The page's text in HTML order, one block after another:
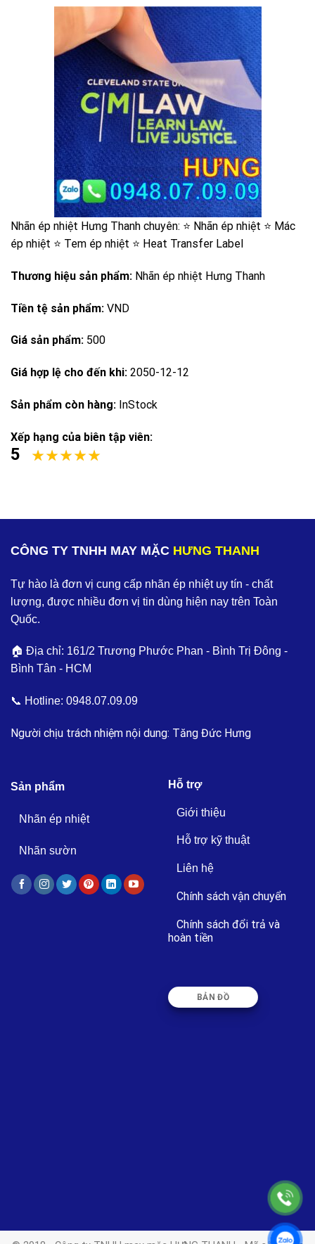
Nhãn ép nhiệt Hưng Thanh chuyên: ⭐️ Nhãn ép nhiệt ⭐️ Mác
ép nhiệt ⭐️ Tem ép nhiệt ⭐️ Heat Transfer Label
Thương hiệu sản phẩm: Nhãn ép nhiệt Hưng Thanh
Tiền tệ sản phẩm: VND
Giá sản phẩm: 500
Giá hợp lệ cho đến khi: 2050-12-12
Sản phẩm còn hàng: InStock
Xếp hạng của biên tập viên:
5
CÔNG TY TNHH MAY MẶC HƯNG THANH
Tự hào là đơn vị cung cấp nhãn ép nhiệt uy tín - chất
lượng, được nhiều đơn vị tin dùng hiện nay trên Toàn
Quốc.
🏠 Địa chỉ: 161/2 Trương Phước Phan - Bình Trị Đông -
Bình Tân - HCM
📞 Hotline: 0948.07.09.09
Người chịu trách nhiệm nội dung: Tăng Đức Hưng
Sản phẩm
Nhãn ép nhiệt
Nhãn sườn
Hỗ trợ
Giới thiệu
Hỗ trợ kỹ thuật
Liên hệ
Chính sách vận chuyển
Chính sách đổi trả và
hoàn tiền
BẢN ĐỒ